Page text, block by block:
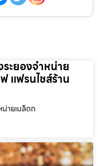
ะยองจำหน่าย
แฟรนไชส์ร้าน
ายเมล็ดก